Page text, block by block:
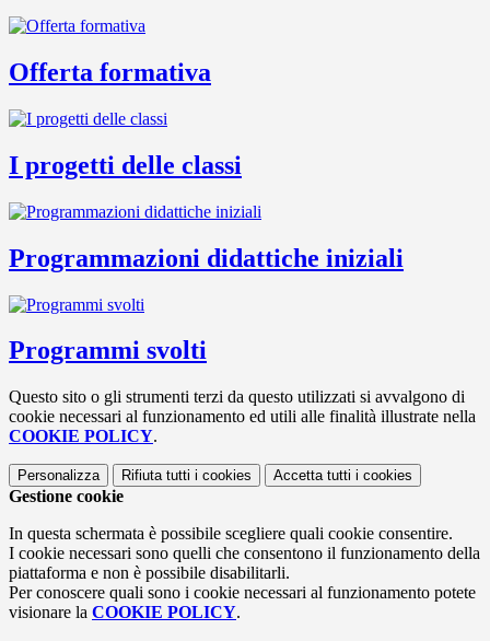
Offerta formativa
I progetti delle classi
Programmazioni didattiche iniziali
Programmi svolti
Questo sito o gli strumenti terzi da questo utilizzati si avvalgono di
cookie necessari al funzionamento ed utili alle finalità illustrate nella
COOKIE POLICY.
Personalizza Rifiuta tutti i cookies Accetta tutti i cookies
Gestione cookie
In questa schermata è possibile scegliere quali cookie consentire.
I cookie necessari sono quelli che consentono il funzionamento della
piattaforma e non è possibile disabilitarli.
Per conoscere quali sono i cookie necessari al funzionamento potete
visionare la COOKIE POLICY.